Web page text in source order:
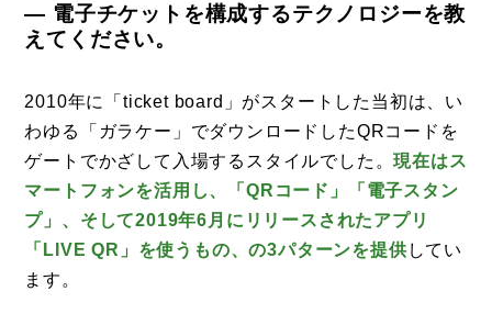
— 電子チケットを構成するテクノロジーを教
えてください。
2010年に「ticket board」がスタートした当初は、い
わゆる「ガラケー」でダウンロードしたQRコードを
ゲートでかざして入場するスタイルでした。現在はス
マートフォンを活用し、「QRコード」「電子スタン
プ」、そして2019年6月にリリースされたアプリ
「LIVE QR」を使うもの、の3パターンを提供 してい
ます。